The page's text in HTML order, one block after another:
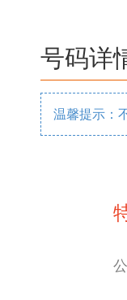
号码详
温馨提示：